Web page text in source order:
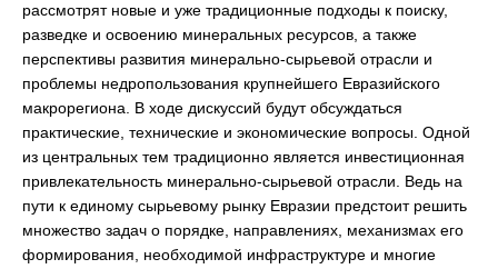
рассмотрят новые и уже традиционные подходы к поиску,
разведке и освоению минеральных ресурсов, а также
перспективы развития минерально-сырьевой отрасли и
проблемы недропользования крупнейшего Евразийского
макрорегиона. В ходе дискуссий будут обсуждаться
практические, технические и экономические вопросы. Одной
из центральных тем традиционно является инвестиционная
привлекательность минерально-сырьевой отрасли. Ведь на
пути к единому сырьевому рынку Евразии предстоит решить
множество задач о порядке, направлениях, механизмах его
формирования, необходимой инфраструктуре и многие